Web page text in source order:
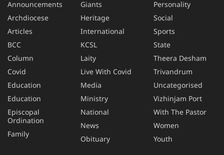
Announcements
Archdiocese
Articles
BCC
Column
Covid
Education
Education
Episcopal
Ordination
Family
Giants
Heritage
International
KCSL
Laity
Live With Covid
Media
Ministry
National
News
Obituary
Personality
Social
Sports
State
Theera Desham
Trivandrum
Uncategorised
Vizhinjam Port
With The Pastor
Women
Youth